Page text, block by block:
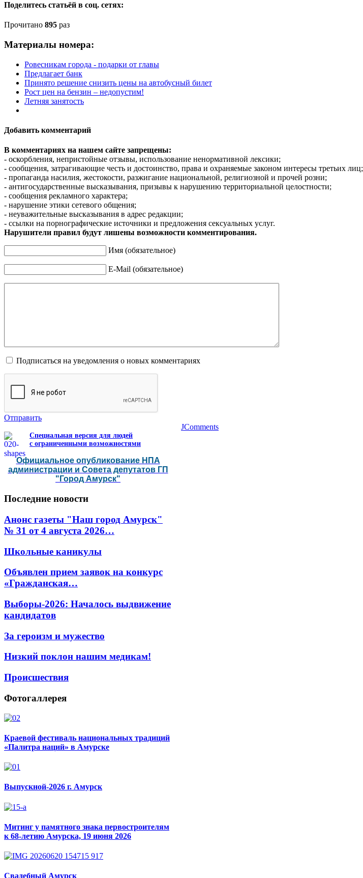
Поделитесь статьёй в соц. сетях:
Прочитано 895 раз
Материалы номера:
Ровесникам города - подарки от главы
Предлагает банк
Принято решение снизить цены на автобусный билет
Рост цен на бензин – недопустим!
Летняя занятость
Добавить комментарий
В комментариях на нашем сайте запрещены:
- оскорбления, непристойные отзывы, использование ненормативной лексики;
- сообщения, затрагивающие честь и достоинство, права и охраняемые законом интересы третьих лиц;
- пропаганда насилия, жестокости, разжигание национальной, религиозной и прочей розни;
- антигосударственные высказывания, призывы к нарушению территориальной целостности;
- сообщения рекламного характера;
- нарушение этики сетевого общения;
- неуважительные высказывания в адрес редакции;
- ссылки на порнографические источники и предложения сексуальных услуг.
Нарушители правил будут лишены возможности комментирования.
Имя (обязательное)
E-Mail (обязательное)
Подписаться на уведомления о новых комментариях
Отправить
JComments
Специальная версия для людей
с ограниченными возможностями
Официальное опубликование НПА
администрации и Совета депутатов ГП
"Город Амурск"
Последние новости
Анонс газеты "Наш город Амурск"
№ 31 от 4 августа 2026…
Школьные каникулы
Объявлен прием заявок на конкурс
«Гражданская…
Выборы-2026: Началось выдвижение
кандидатов
За героизм и мужество
Низкий поклон нашим медикам!
Происшествия
Фотогаллерея
Краевой фестиваль национальных традиций
«Палитра наций» в Амурске
Выпускной-2026 г. Амурск
Митинг у памятного знака первостроителям
к 68-летию Амурска, 19 июня 2026
Свадебный Амурск